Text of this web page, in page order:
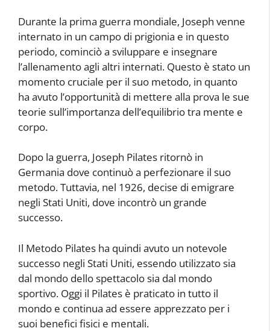
Durante la prima guerra mondiale, Joseph venne
internato in un campo di prigionia e in questo
periodo, cominciò a sviluppare e insegnare
l’allenamento agli altri internati. Questo è stato un
momento cruciale per il suo metodo, in quanto
ha avuto l’opportunità di mettere alla prova le sue
teorie sull’importanza dell’equilibrio tra mente e
corpo.
Dopo la guerra, Joseph Pilates ritornò in
Germania dove continuò a perfezionare il suo
metodo. Tuttavia, nel 1926, decise di emigrare
negli Stati Uniti, dove incontrò un grande
successo.
Il Metodo Pilates ha quindi avuto un notevole
successo negli Stati Uniti, essendo utilizzato sia
dal mondo dello spettacolo sia dal mondo
sportivo. Oggi il Pilates è praticato in tutto il
mondo e continua ad essere apprezzato per i
suoi benefici fisici e mentali.